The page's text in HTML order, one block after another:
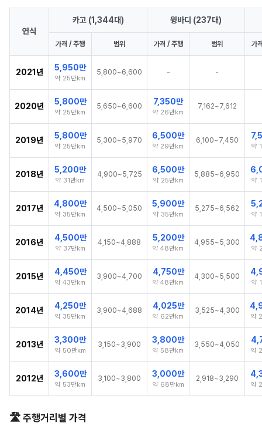
연식
카고 (1,344대) 윙바디 (237대)
가격 / 주행 범위 가격 / 주행 범위 가
2021년 5,950만
약 25만km
5,800~6,600 - -
2020년 5,800만
약 25만km
5,650~6,600 7,350만
약 26만km
7,162~7,612
2019년 5,800만
약 25만km
5,300~5,970 6,500만
약 29만km
6,100~7,450
약
2018년 5,200만
약 31만km
4,900~5,725 6,500만
약 25만km
5,885~6,950
약
2017년 4,800만
약 35만km
4,500~5,050 5,900만
약 35만km
5,275~6,562
약
2016년 4,500만
약 37만km
4,150~4,888 5,200만
약 48만km
4,955~5,300
약
2015년 4,450만
약 43만km
3,900~4,700 4,750만
약 48만km
4,300~5,500
약
2014년 4,250만
약 35만km
3,900~4,688 4,025만
약 62만km
3,525~4,300
약
2013년 3,300만
약 50만km
3,150~3,900 3,800만
약 58만km
3,550~4,050
약
2012년 3,600만
약 53만km
3,100~3,800 3,000만
약 68만km
2,918~3,290
약
🛣️ 주행거리별 가격